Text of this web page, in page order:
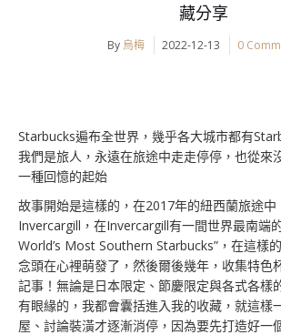
藏分享
By 烏梅 2022-12-13 0
Starbucks遍布全世界，幾乎各大城市都有
我們是旅人，永遠在旅途中走走停停，也從來
一種回憶的起始
故事開始是這樣的，在2017年的紐西蘭旅途中
Invercargill，在Invercargill有一間世界最南端
World’s Most Southern Starbucks”，在這樣
念頭在心裡萌發了，然後爾後幾年，收集特色
記事！無論是日本限定、節慶限定與各式各樣
有眼緣的，我都會囊括進入我的收藏，就這樣
屋、討論裝潢才逐漸消停，因為要先打造好一